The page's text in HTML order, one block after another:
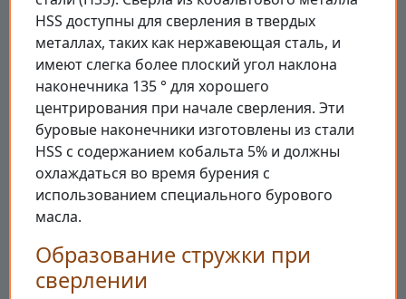
HSS доступны для сверления в твердых
металлах, таких как нержавеющая сталь, и
имеют слегка более плоский угол наклона
наконечника 135 ° для хорошего
центрирования при начале сверления. Эти
буровые наконечники изготовлены из стали
HSS с содержанием кобальта 5% и должны
охлаждаться во время бурения с
использованием специального бурового
масла.
Образование стружки при
сверлении